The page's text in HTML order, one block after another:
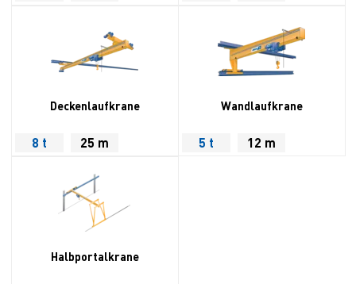
Deckenlaufkrane
8 t 25 m
Wandlaufkrane
5 t 12 m
Halbportalkrane